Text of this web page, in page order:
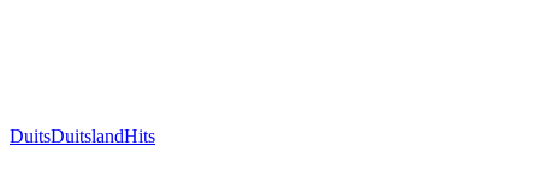
DuitsDuitslandHits